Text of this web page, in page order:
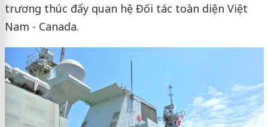
trương thúc đẩy quan hệ Đối tác toàn diện Việt
Nam - Canada.